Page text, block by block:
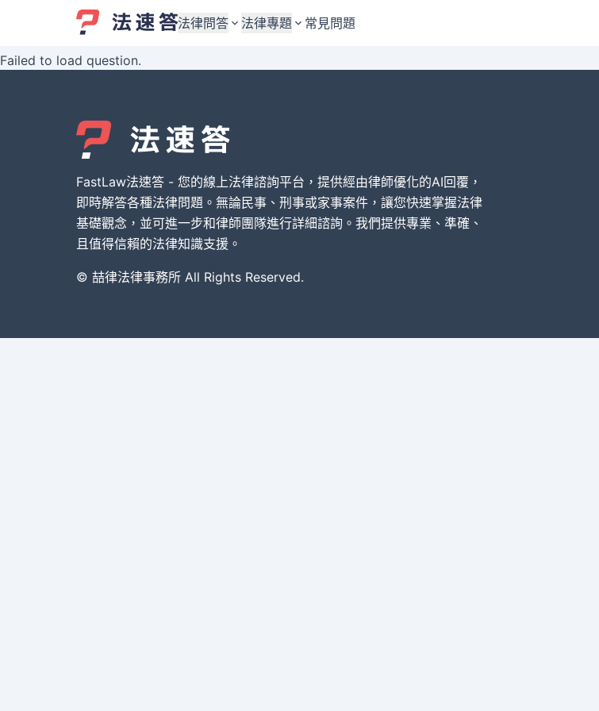
法律問答
婚姻與監護權
債務與債權
刑事犯罪案件
其他案件類型
法律專題
婚姻與監護權
債務與債權
刑事犯罪案件
其他案件類型
常見問題
Failed to load question.
FastLaw法速答 - 您的線上法律諮詢平台，提供經由律師優化的AI回覆，
即時解答各種法律問題。無論民事、刑事或家事案件，讓您快速掌握法律
基礎觀念，並可進一步和律師團隊進行詳細諮詢。我們提供專業、準確、
且值得信賴的法律知識支援。
© 喆律法律事務所 All Rights Reserved.